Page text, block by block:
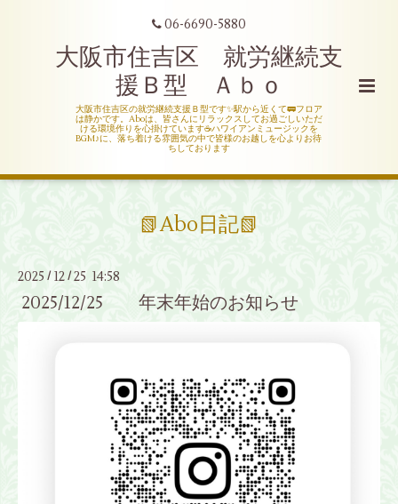
06-6690-5880
大阪市住吉区 就労継続支
援Ｂ型 Ａｂｏ
大阪市住吉区の就労継続支援Ｂ型です✨駅から近くて🚃フロア
は静かです。Aboは、皆さんにリラックスしてお過ごしいただ
ける環境作りを心掛けています☕ハワイアンミュージックを
BGM♪に、落ち着ける雰囲気の中で皆様のお越しを心よりお待
ちしております
📗Abo日記📗
2025 / 12 / 25 14:58
2025/12/25 年末年始のお知らせ